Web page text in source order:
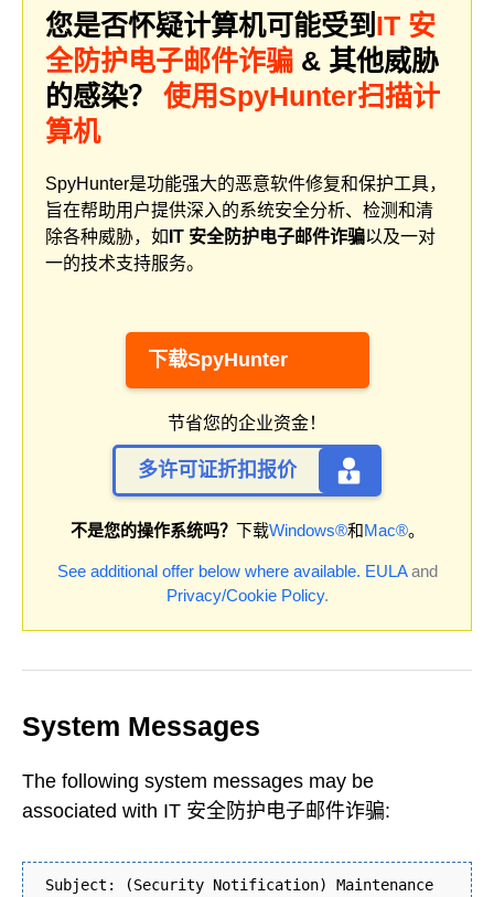
您是否怀疑计算机可能受到 IT 安
全防护电子邮件诈骗 & 其他威胁
的感染？ 使用SpyHunter扫描计
算机
SpyHunter是功能强大的恶意软件修复和保护工具，
旨在帮助用户提供深入的系统安全分析、检测和清
除各种威胁，如 IT 安全防护电子邮件诈骗以及一对
一的技术支持服务。
下载SpyHunter
节省您的企业资金！
多许可证折扣报价
不是您的操作系统吗？ 下载Windows®和Mac®。
See additional offer below where available. EULAand
Privacy/Cookie Policy.
System Messages
The following system messages may be
associated with IT 安全防护电子邮件诈骗:
Subject: (Security Notification) Maintenance